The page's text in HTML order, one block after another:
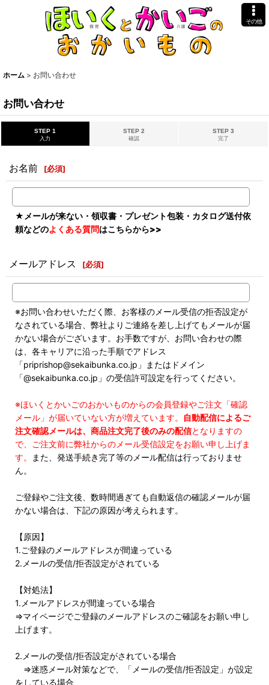
その他
ホーム > お問い合わせ
お問い合わせ
STEP 1
入力
STEP 2
確認
STEP 3
完了
お名前 [必須]
★ メールが来ない・領収書・プレゼント包装・カタログ送付依
頼などのよくある質問はこちらから>>
メールアドレス [必須]
※お問い合わせいただく際、お客様のメール受信の拒否設定が
なされている場合、弊社よりご連絡を差し上げてもメールが届
かない場合がございます。お手数ですが、お問い合わせの際
は、各キャリアに沿った手順でアドレス
「priprishop@sekaibunka.co.jp」またはドメイン
「@sekaibunka.co.jp」の受信許可設定を行ってください。
※ほいくとかいごのおかいものからの会員登録やご注文「確認
メール」が届いていない方が増えています。
自動配信によるご
注文確認メールは、商品注文完了後のみの配信となりますの
で、ご注文前に弊社からのメール受信設定をお願い申し上げま
す。
また、発送手続き完了等のメール配信は行っておりませ
ん。
ご登録やご注文後、数時間過ぎても自動返信の確認メールが届
かない場合は、下記の原因が考えられます。
【原因】
1.ご登録のメールアドレスが間違っている
2.メールの受信/拒否設定がされている
【対処法】
1.メールアドレスが間違っている場合
⇒マイページでご登録のメールアドレスのご確認をお願い申し
上げます。
2.メールの受信/拒否設定がされている場合
⇒迷惑メール対策などで、「メールの受信/拒否設定」が設定
をしている場合、